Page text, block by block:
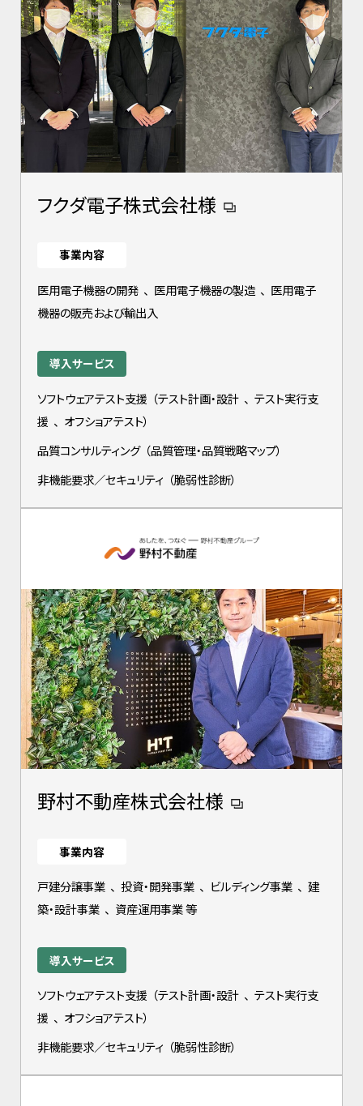
フクダ電子株式会社様
事業内容
医用電子機器の開発 、 医用電子機器の製造 、 医用電子
機器の販売および輸出入
導入サービス
ソフトウェアテスト支援 （テスト計画・設計 、 テスト実行支
援 、 オフショアテスト）
品質コンサルティング （品質管理・品質戦略マップ）
非機能要求／セキュリティ （脆弱性診断）
野村不動産株式会社様
事業内容
戸建分譲事業 、 投資・開発事業 、 ビルディング事業 、 建
築・設計事業 、 資産運用事業 等
導入サービス
ソフトウェアテスト支援 （テスト計画・設計 、 テスト実行支
援 、 オフショアテスト）
非機能要求／セキュリティ （脆弱性診断）